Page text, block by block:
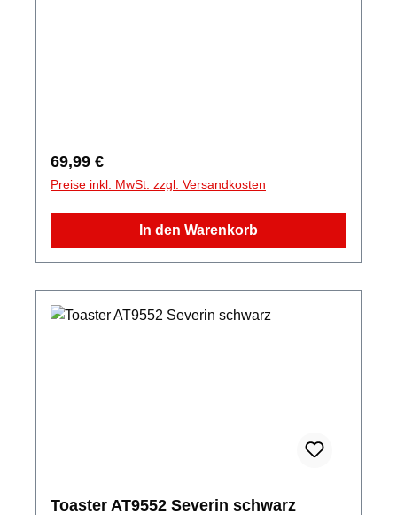
Regulärer Preis:
69,99 €
Preise inkl. MwSt. zzgl. Versandkosten
In den Warenkorb
Toaster AT9552 Severin schwarz